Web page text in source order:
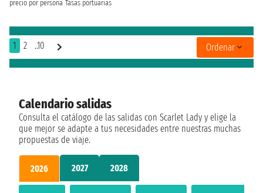
precio por persona Tasas portuarias
1 2 ..10 Ordenar
Calendario salidas
Consulta el catálogo de las salidas con Scarlet Lady y elige la
que mejor se adapte a tus necesidades entre nuestras muchas
propuestas de viaje.
2026 2027 2028